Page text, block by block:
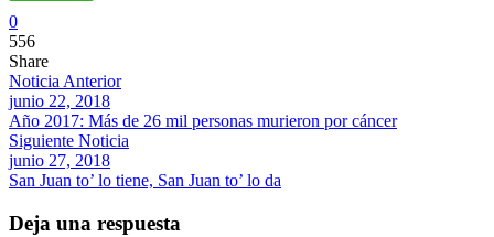
0
556
Share
Noticia Anterior
junio 22, 2018
Año 2017: Más de 26 mil personas murieron por cáncer
Siguiente Noticia
junio 27, 2018
San Juan to’ lo tiene, San Juan to’ lo da
Deja una respuesta